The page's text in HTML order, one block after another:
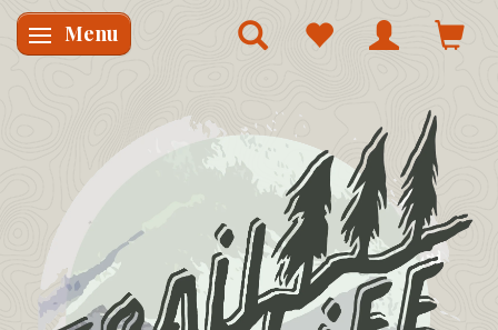
Skifte navigation
Menu